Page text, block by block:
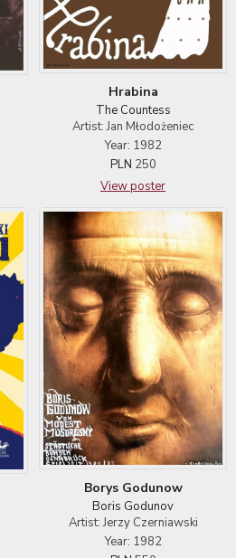
Hrabina
The Countess
Artist: Jan Młodożeniec
Year: 1982
PLN 250
View poster
Borys Godunow
Boris Godunov
Artist: Jerzy Czerniawski
Year: 1982